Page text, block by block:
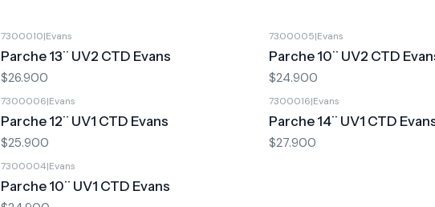
7300010|Evans
Parche 13¨ UV2 CTD Evans
$26.900
7300005|Evans
Parche 10¨ UV2 CTD
$24.900
7300006|Evans
Parche 12¨ UV1 CTD Evans
$25.900
7300016|Evans
Parche 14¨ UV1 CTD
$27.900
7300004|Evans
Parche 10¨ UV1 CTD Evans